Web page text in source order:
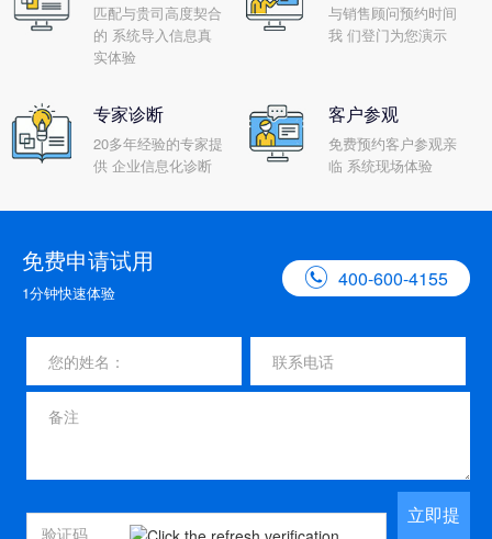
匹配与贵司高度契合
的 系统导入信息真
实体验
与销售顾问预约时间
我 们登门为您演示
专家诊断
20多年经验的专家提
供 企业信息化诊断
客户参观
免费预约客户参观亲
临 系统现场体验
免费申请试用
1分钟快速体验
 400-600-4155
立即提